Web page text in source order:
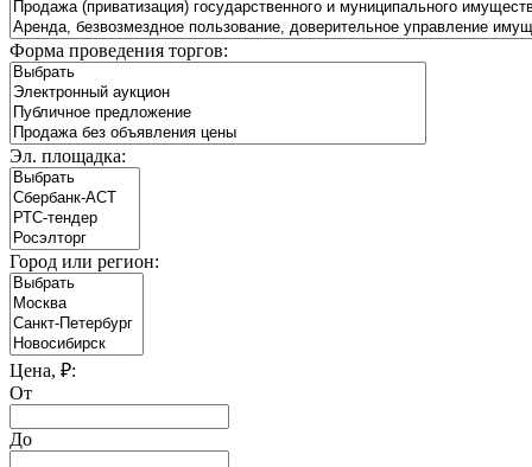
Форма проведения торгов:
Эл. площадка:
Город или регион:
Цена, ₽:
От
До